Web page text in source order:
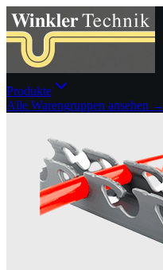
Produkte
Alle Warengruppen ansehen →